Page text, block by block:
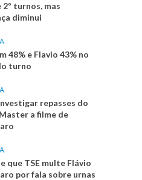
2º turnos, mas
diminui
48% e Flavio 43% no
turno
repasses do
a filme de
que TSE multe Flávio
por fala sobre urnas